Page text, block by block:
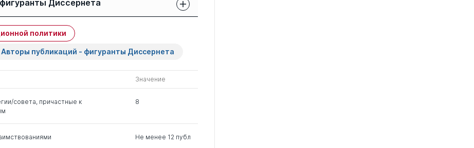
Диссернета
Защиты членов РК:
свои
чужие
1 2
0 0
политики
Авторы публикаций - фигуранты Диссернета
Значение
совета, причастные к
8
Не менее 12 публ